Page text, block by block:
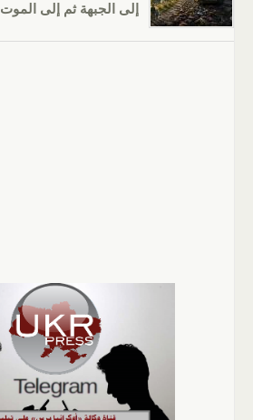
إلى الجبهة ثم إلى الموت